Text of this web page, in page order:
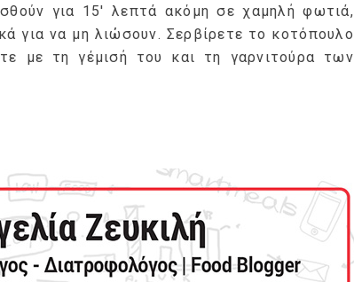
για 15′ λεπτά ακόμη σε χαμηλή φωτιά,
για να μη λιώσουν. Σερβίρετε το κοτόπουλο
με τη γέμισή του και τη γαρνιτούρα των